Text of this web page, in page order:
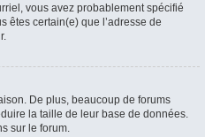
vous avez probablement spécifié
êtes certain(e) que l’adresse de
De plus, beaucoup de forums
la taille de leur base de données.
sur le forum.